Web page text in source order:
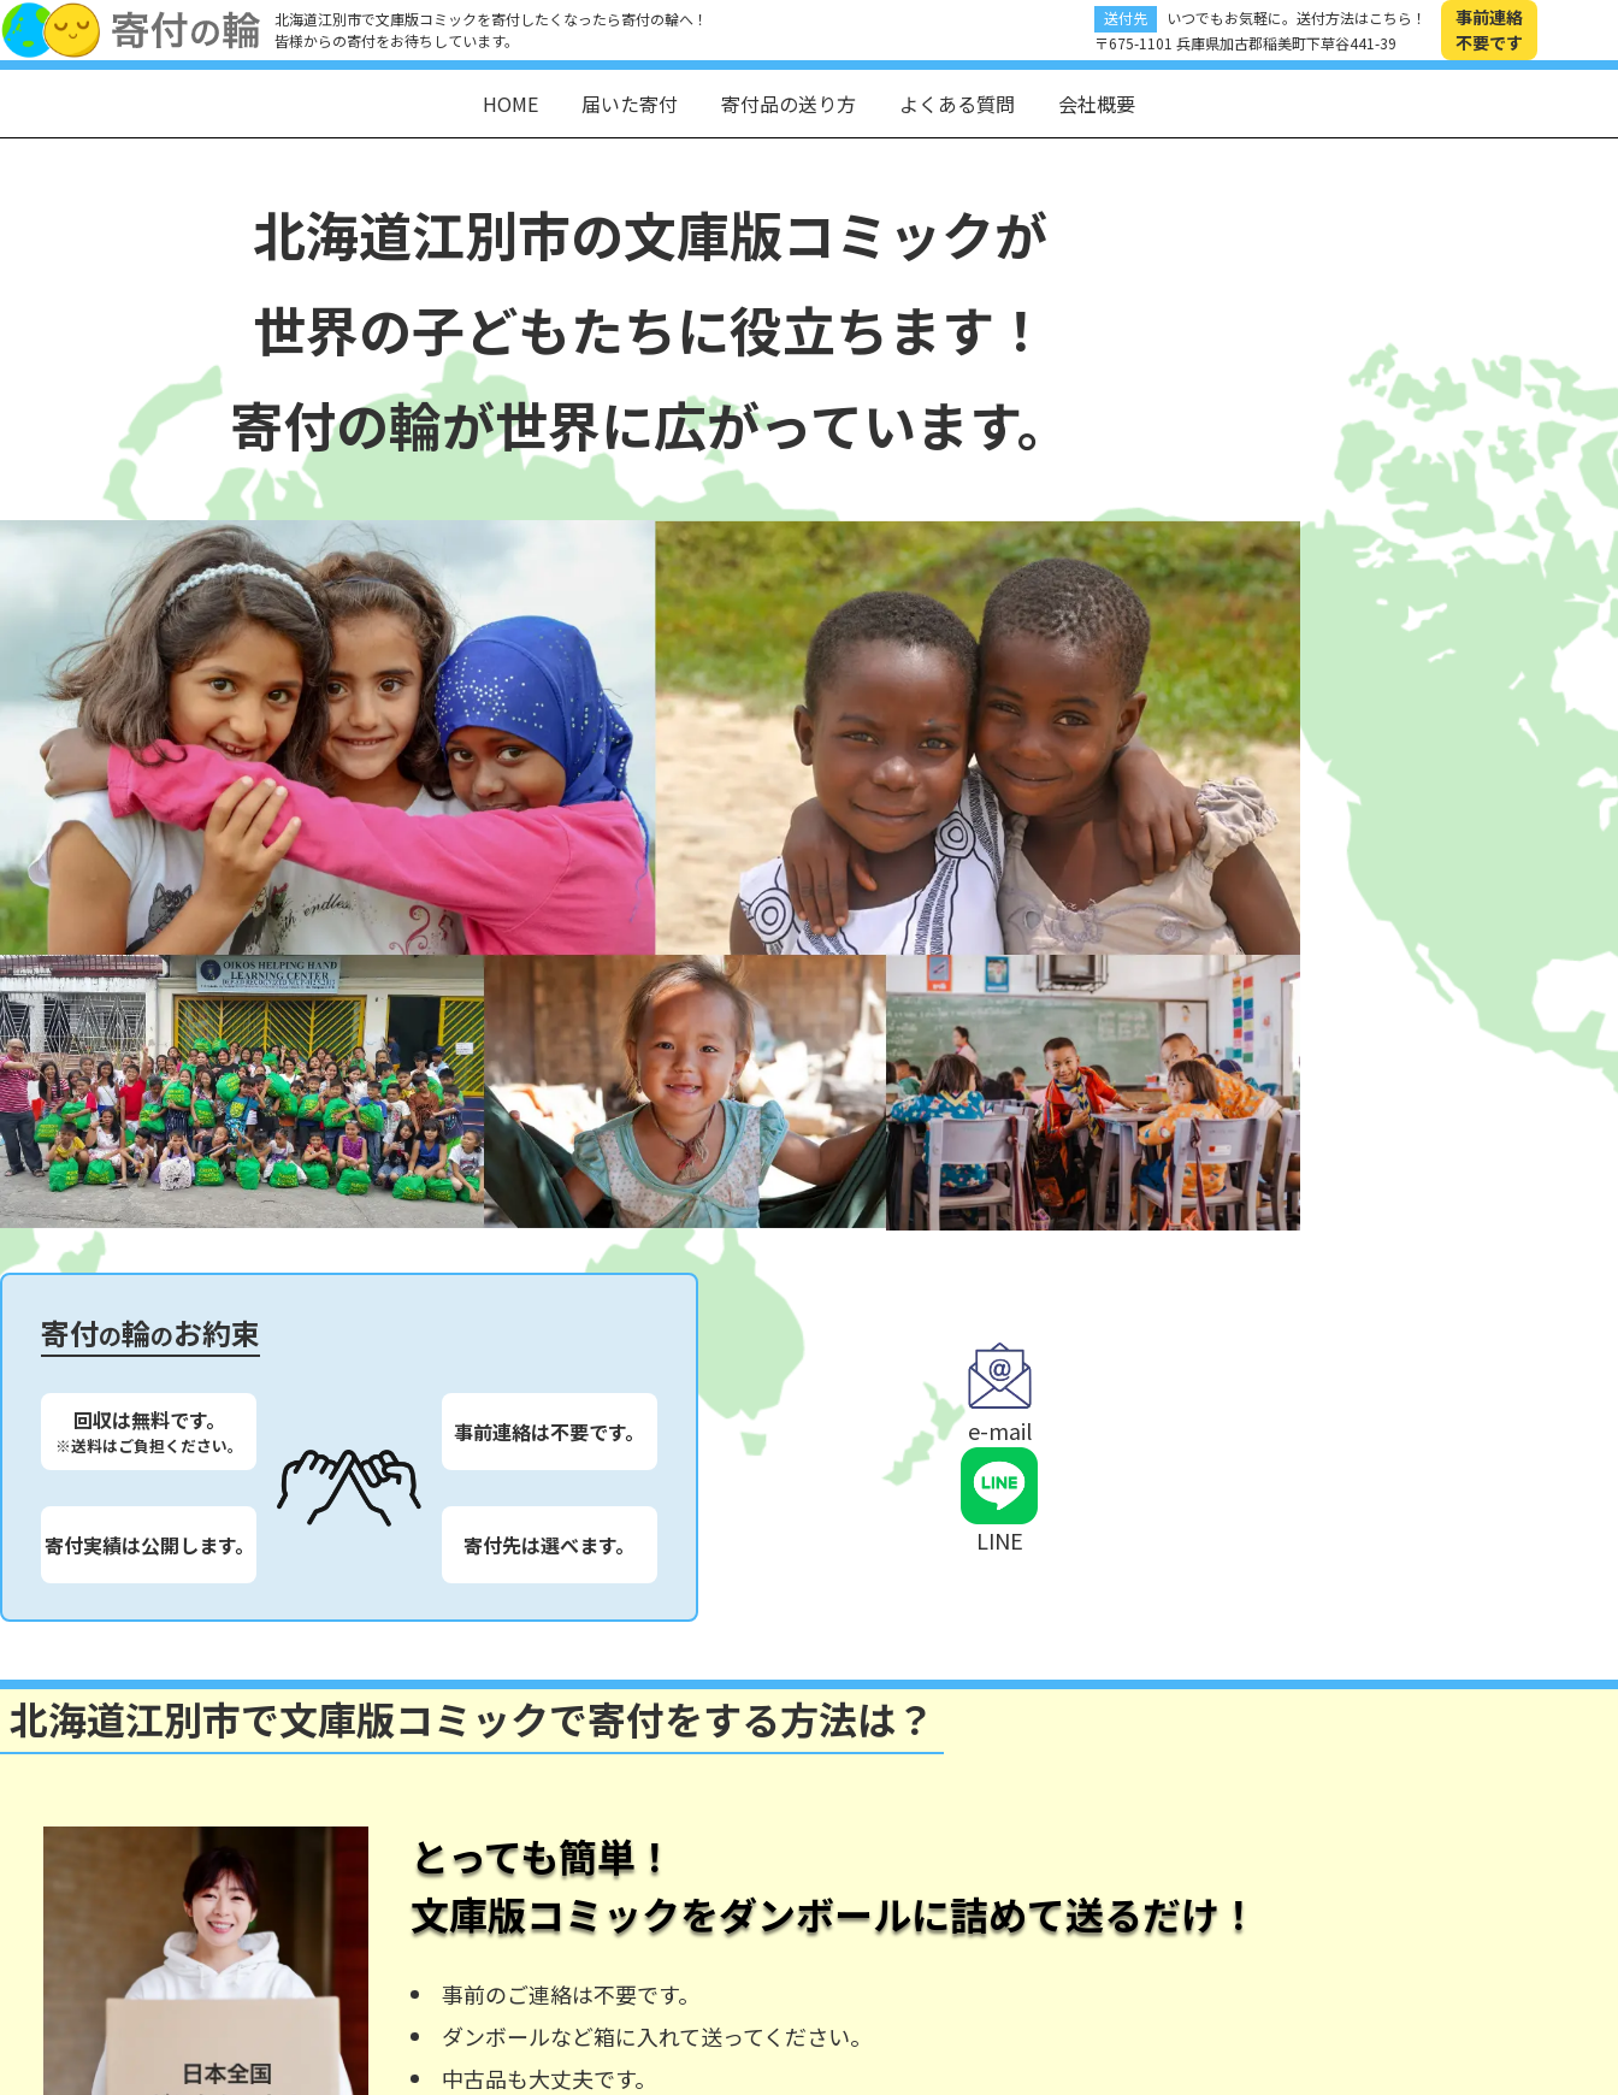
北海道江別市で文庫版コミックを寄付したくなったら寄付の輪へ！
皆様からの寄付をお待ちしています。
送付先
いつでもお気軽に。送付方法はこちら！
〒675-1101 兵庫県加古郡稲美町下草谷441-39
事前連絡
不要です
HOME 届いた寄付 寄付品の送り方 よくある質問 会社概要
北海道江別市の文庫版コミックが
世界の子どもたちに役立ちます！
寄付の輪が世界に広がっています。
寄付の輪のお約束
回収は無料です。
※送料はご負担ください。 事前連絡は不要です。
寄付実績は公開します。 寄付先は選べます。
e-mail
LINE
北海道江別市で文庫版コミックで寄付をする方法は？
とっても簡単！
文庫版コミックをダンボールに詰めて送るだけ！
事前のご連絡は不要です。
ダンボールなど箱に入れて送ってください。
中古品も大丈夫です。